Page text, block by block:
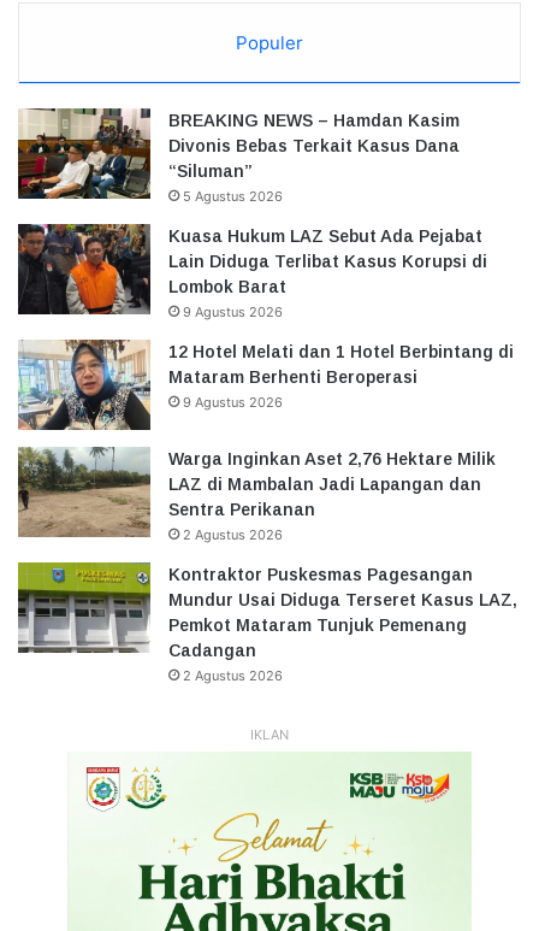
Populer
BREAKING NEWS – Hamdan Kasim
Divonis Bebas Terkait Kasus Dana
“Siluman”
5 Agustus 2026
Kuasa Hukum LAZ Sebut Ada Pejabat
Lain Diduga Terlibat Kasus Korupsi di
Lombok Barat
9 Agustus 2026
12 Hotel Melati dan 1 Hotel Berbintang di
Mataram Berhenti Beroperasi
9 Agustus 2026
Warga Inginkan Aset 2,76 Hektare Milik
LAZ di Mambalan Jadi Lapangan dan
Sentra Perikanan
2 Agustus 2026
Kontraktor Puskesmas Pagesangan
Mundur Usai Diduga Terseret Kasus LAZ,
Pemkot Mataram Tunjuk Pemenang
Cadangan
2 Agustus 2026
IKLAN